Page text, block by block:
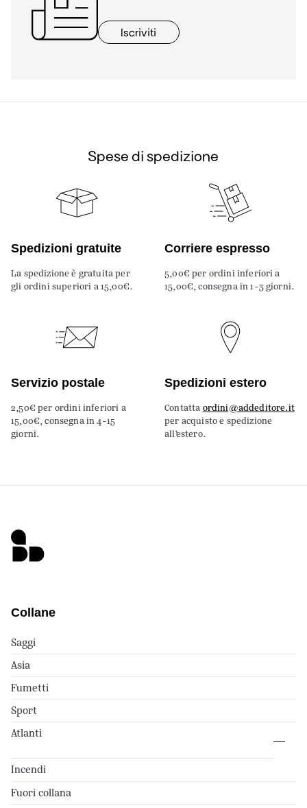
Iscriviti
Spese di spedizione
Spedizioni gratuite
La spedizione è gratuita per
gli ordini superiori a 15,00€.
Corriere espresso
5,00€ per ordini inferiori a
15,00€, consegna in 1-3 giorni.
Servizio postale
2,50€ per ordini inferiori a
15,00€, consegna in 4-15
giorni.
Spedizioni estero
Contatta ordini@addeditore.it
per acquisto e spedizione
all’estero.
Collane
Saggi
Asia
Fumetti
Sport
Atlanti
Incendi
Fuori collana